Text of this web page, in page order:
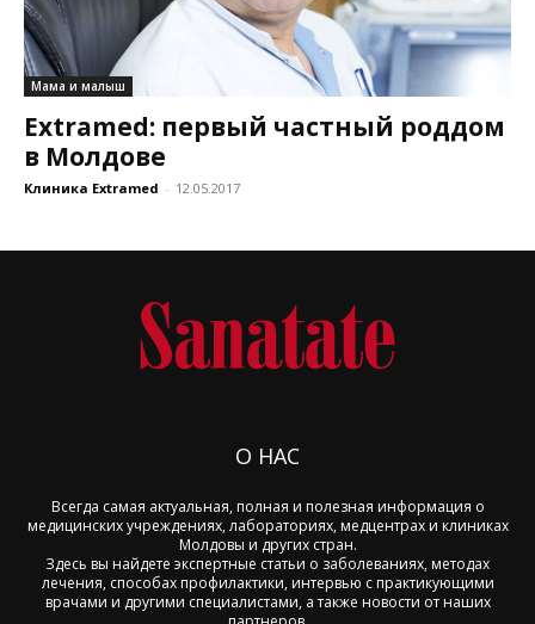
Мама и малыш
Extramed: первый частный роддом
в Молдове
Клиника Extramed - 12.05.2017
О НАС
Всегда самая актуальная, полная и полезная информация о
медицинских учреждениях, лабораториях, медцентрах и клиниках
Молдовы и других стран.
Здесь вы найдете экспертные статьи о заболеваниях, методах
лечения, способах профилактики, интервью с практикующими
врачами и другими специалистами, а также новости от наших